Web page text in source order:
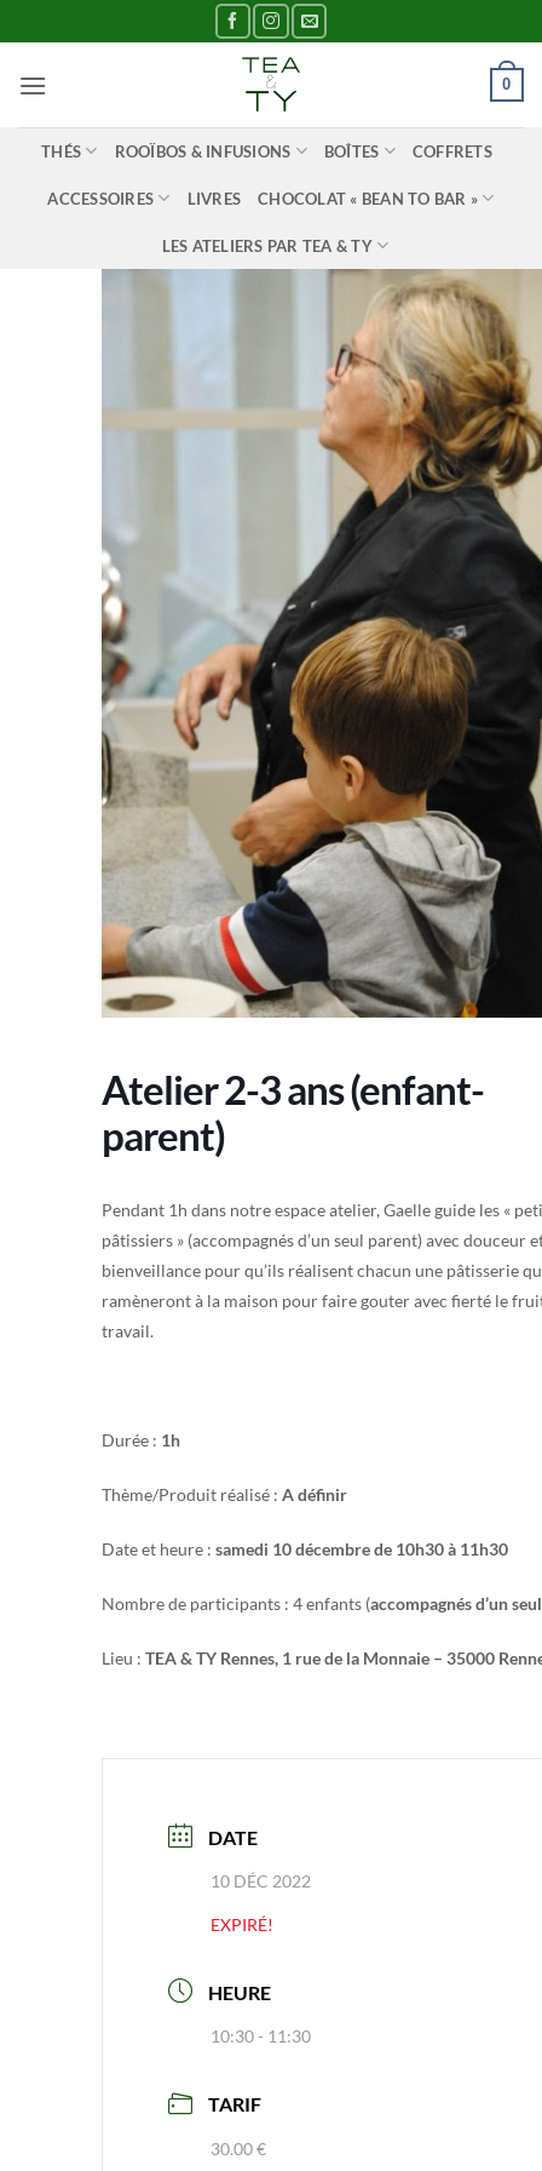
au
contenu
0
THÉS ROOÏBOS & INFUSIONS BOÎTES COFFRETS
ACCESSOIRES LIVRES CHOCOLAT « BEAN TO BAR »
LES ATELIERS PAR TEA & TY
Atelier 2-3 ans (enfant-
parent)
Pendant 1h dans notre espace atelier, Gaelle guide les «
pâtissiers » (accompagnés d’un seul parent) avec douceur
bienveillance pour qu’ils réalisent chacun une pâtisserie
ramèneront à la maison pour faire gouter avec fierté le
travail.
Durée : 1h
Thème/Produit réalisé : A définir
Date et heure : samedi 10 décembre de 10h30 à 11h30
Nombre de participants : 4 enfants (accompagnés d’un
Lieu : TEA & TY Rennes, 1 rue de la Monnaie – 35000
DATE
10 DÉC 2022
EXPIRÉ!
HEURE
10:30 - 11:30
TARIF
30.00 €